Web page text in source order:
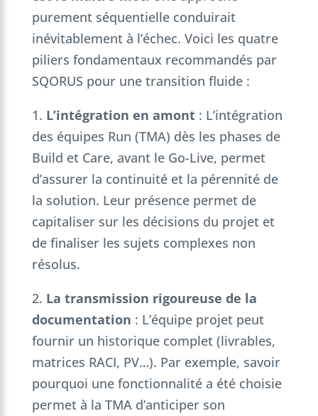
purement séquentielle conduirait
inévitablement à l’échec. Voici les quatre
piliers fondamentaux recommandés par
SQORUS pour une transition fluide :
1. L’intégration en amont: L’intégration
des équipes Run (TMA) dès les phases de
Build et Care, avant le Go-Live, permet
d’assurer la continuité et la pérennité de
la solution. Leur présence permet de
capitaliser sur les décisions du projet et
de finaliser les sujets complexes non
résolus.
2. La transmission rigoureuse de la
documentation : L’équipe projet peut
fournir un historique complet (livrables,
matrices RACI, PV…). Par exemple, savoir
pourquoi une fonctionnalité a été choisie
permet à la TMA d’anticiper son